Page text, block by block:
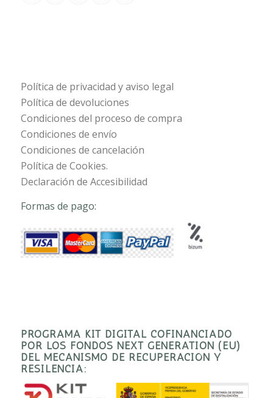
Política de privacidad y aviso legal
Política de devoluciones
Condiciones del proceso de compra
Condiciones de envío
Condiciones de cancelación
Política de Cookies.
Declaración de Accesibilidad
Formas de pago:
PROGRAMA KIT DIGITAL COFINANCIADO
POR LOS FONDOS NEXT GENERATION (EU)
DEL MECANISMO DE RECUPERACIÓN Y
RESILENCIA: